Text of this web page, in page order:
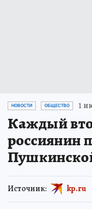
НОВОСТИ ОБЩЕСТВО 1
Каждый
россиянин
Источник: kp.ru